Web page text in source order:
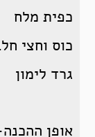
כפית מלח
כוס וחצי
גרד לימון
אופן